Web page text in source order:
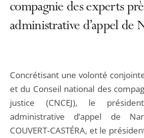
compagnie des experts
administrative d’appel de
Concrétisant une volonté
et du Conseil national des
justice (CNCEJ), le
administrative d’appel de
COUVERT‑CASTÉRA, et le